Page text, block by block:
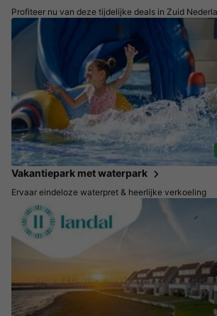
Profiteer nu van deze tijdelijke deals in Zuid
Vakantiepark met waterpark
Ervaar eindeloze waterpret & heerlijke verkoeling